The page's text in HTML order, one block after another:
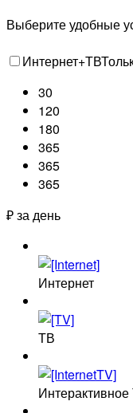
Выберите удобные
Интернет+ТВ
30
120
180
365
365
365
₽ за день
Интернет
ТВ